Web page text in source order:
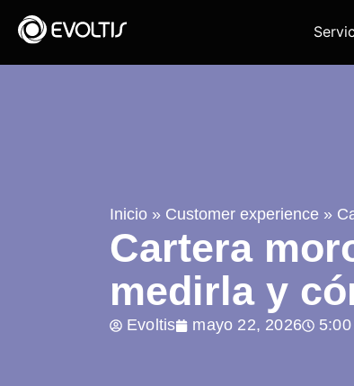
Inicio » Customer experience »
Cartera
medirla y
Evoltis mayo 22, 2026